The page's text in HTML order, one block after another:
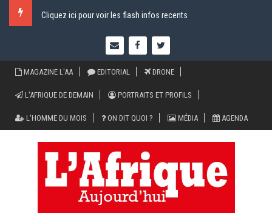
Cliquez ici pour voir les flash infos recents
MAGAZINE L'AA EDITORIAL DRONE
L'AFRIQUE DE DEMAIN PORTRAITS ET PROFILS
L'HOMME DU MOIS ON DIT QUOI ? MÉDIA AGENDA